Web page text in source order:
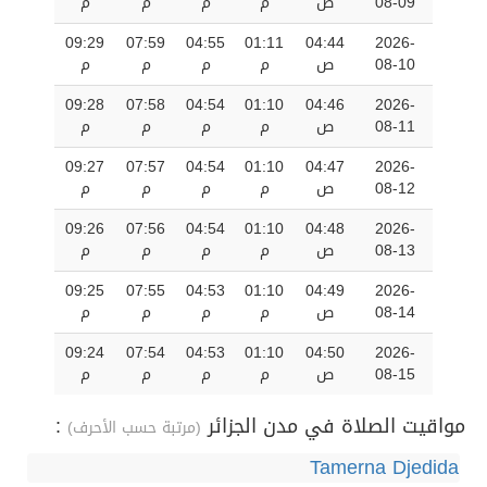
2026-
08-10
04:44
ص
01:11
م
04:55
م
07:59
م
09:29
م
2026-
08-11
04:46
ص
01:10
م
04:54
م
07:58
م
09:28
م
2026-
08-12
04:47
ص
01:10
م
04:54
م
07:57
م
09:27
م
2026-
08-13
04:48
ص
01:10
م
04:54
م
07:56
م
09:26
م
2026-
08-14
04:49
ص
01:10
م
04:53
م
07:55
م
09:25
م
2026-
08-15
04:50
ص
01:10
م
04:53
م
07:54
م
09:24
م
مواقيت الصلاة في مدن الجزائر (مرتبة حسب الأحرف) :
Tamerna Djedida